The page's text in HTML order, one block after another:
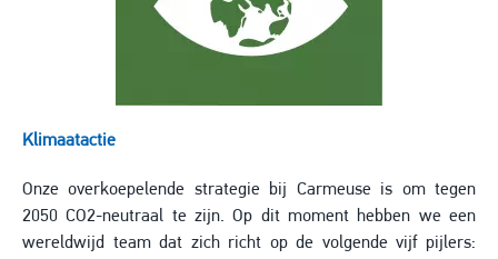
Klimaatactie
Onze overkoepelende strategie bij Carmeuse is om tegen
2050 CO2-neutraal te zijn. Op dit moment hebben we een
wereldwijd team dat zich richt op de volgende vijf pijlers: